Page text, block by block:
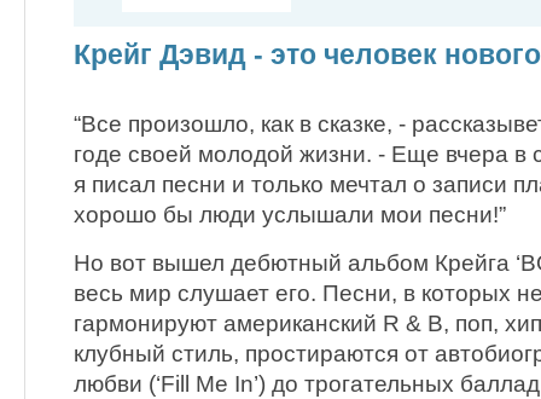
Крейг Дэвид - это человек
“Все произошло, как в сказке, -
годе своей молодой жизни. - Еще вчера в
я писал песни и только мечтал о записи
хорошо бы люди услышали мои песни!”
Но вот вышел дебютный альбом Крейга
весь мир слушает его. Песни, в которых
гармонируют американский R & B, поп,
клубный стиль, простираются от
любви (‘Fill Me In’) до трогательных